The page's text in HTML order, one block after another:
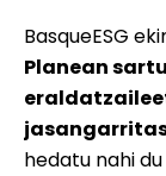
BasqueESG
Planean
hedatu nahi